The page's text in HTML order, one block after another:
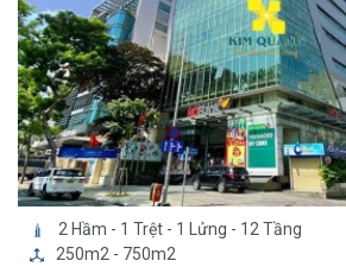
2 Hầm - 1 Trệt - 1 Lửng - 12 Tầng
250m2 - 750m2